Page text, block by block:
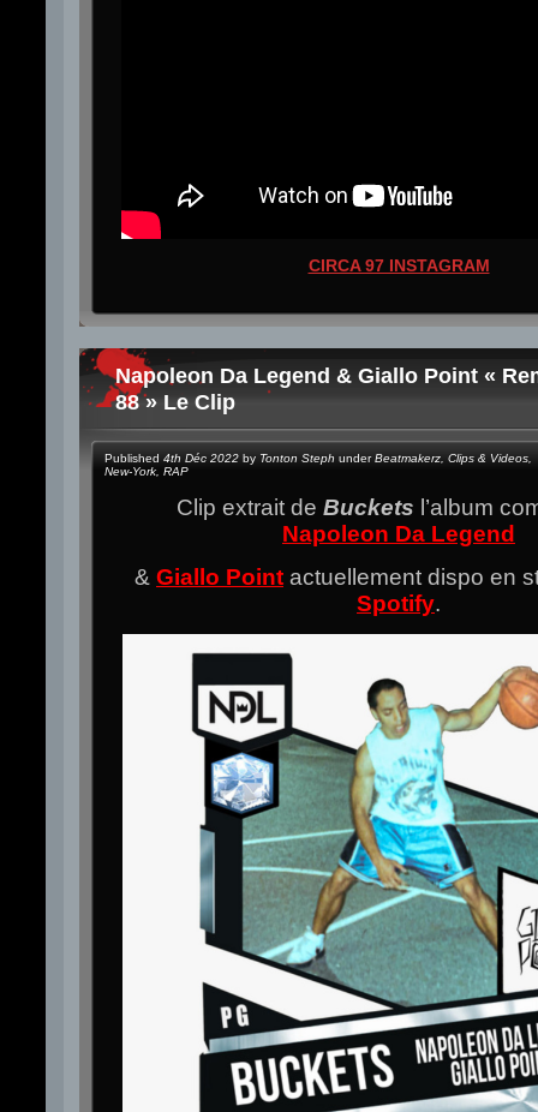
CIRCA 97 INSTAGRAM
Napoleon Da Legend & Giallo Point «
88 » Le Clip
Published 4th Déc 2022 by Tonton Steph underBeatmakerz Clips & Videos
New-York RAP
Clip extrait de Buckets l’album
Napoleon Da Legend
& Giallo Point actuellement dispo en
Spotify.